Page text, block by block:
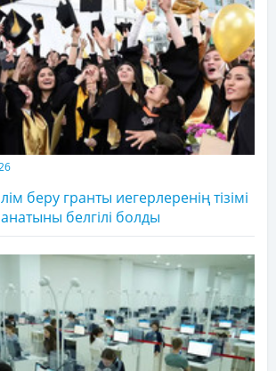
беру гранты иегерлеренің тізімі
белгілі болды